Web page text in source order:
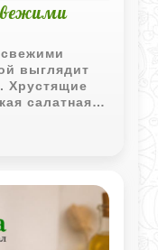
выглядит
Хрустящие
салатная
и
а майонез